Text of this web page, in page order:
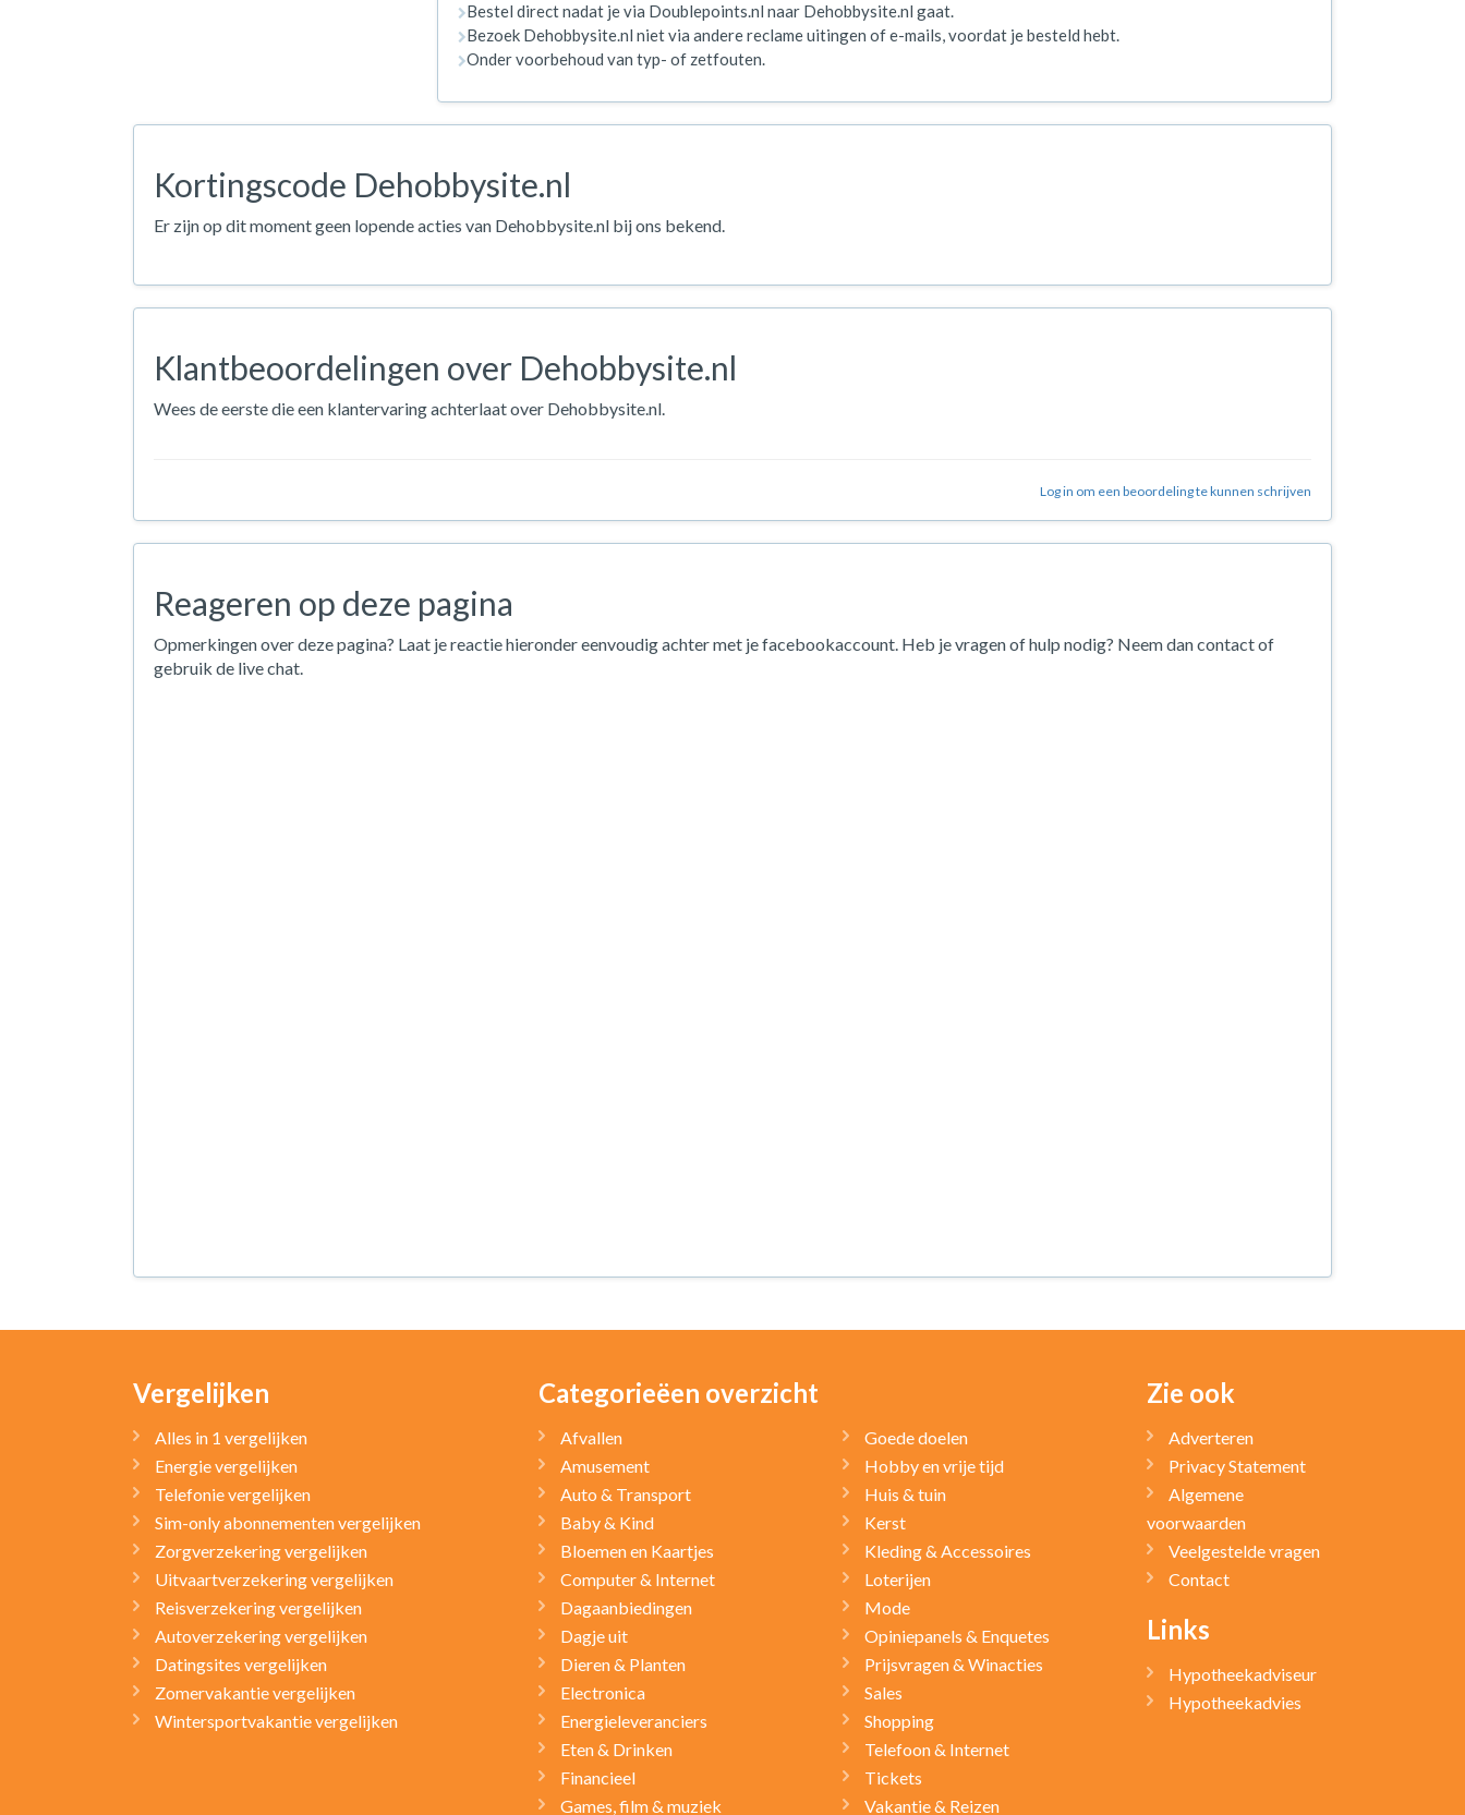
Bestel direct nadat je via Doublepoints.nl naar Dehobbysite.nl gaat.
Bezoek Dehobbysite.nl niet via andere reclame uitingen of e-mails, voordat je besteld hebt.
Onder voorbehoud van typ- of zetfouten.
Kortingscode Dehobbysite.nl
Er zijn op dit moment geen lopende acties van Dehobbysite.nl bij ons bekend.
Klantbeoordelingen over Dehobbysite.nl
Wees de eerste die een klantervaring achterlaat over Dehobbysite.nl.
Log in om een beoordeling te kunnen schrijven
Reageren op deze pagina
Opmerkingen over deze pagina? Laat je reactie hieronder eenvoudig achter met je facebookaccount. Heb je vragen of hulp nodig? Neem dan contact of
gebruik de live chat.
Vergelijken
Alles in 1 vergelijken
Energie vergelijken
Telefonie vergelijken
Sim-only abonnementen vergelijken
Zorgverzekering vergelijken
Uitvaartverzekering vergelijken
Reisverzekering vergelijken
Autoverzekering vergelijken
Datingsites vergelijken
Zomervakantie vergelijken
Wintersportvakantie vergelijken
Categorieëen overzicht
Afvallen
Amusement
Auto & Transport
Baby & Kind
Bloemen en Kaartjes
Computer & Internet
Dagaanbiedingen
Dagje uit
Dieren & Planten
Electronica
Energieleveranciers
Eten & Drinken
Financieel
Games, film & muziek
Goede doelen
Hobby en vrije tijd
Huis & tuin
Kerst
Kleding & Accessoires
Loterijen
Mode
Opiniepanels & Enquetes
Prijsvragen & Winacties
Sales
Shopping
Telefoon & Internet
Tickets
Vakantie & Reizen
Zie ook
Adverteren
Privacy Statement
Algemene
voorwaarden
Veelgestelde vragen
Contact
Links
Hypotheekadviseur
Hypotheekadvies